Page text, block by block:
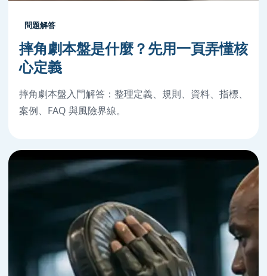
問題解答
摔角劇本盤是什麼？先用一頁弄懂核
心定義
摔角劇本盤入門解答：整理定義、規則、資料、指標、
案例、FAQ 與風險界線。